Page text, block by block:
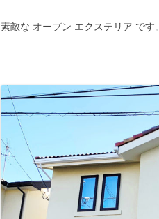
素敵な オープン エクステリア です。